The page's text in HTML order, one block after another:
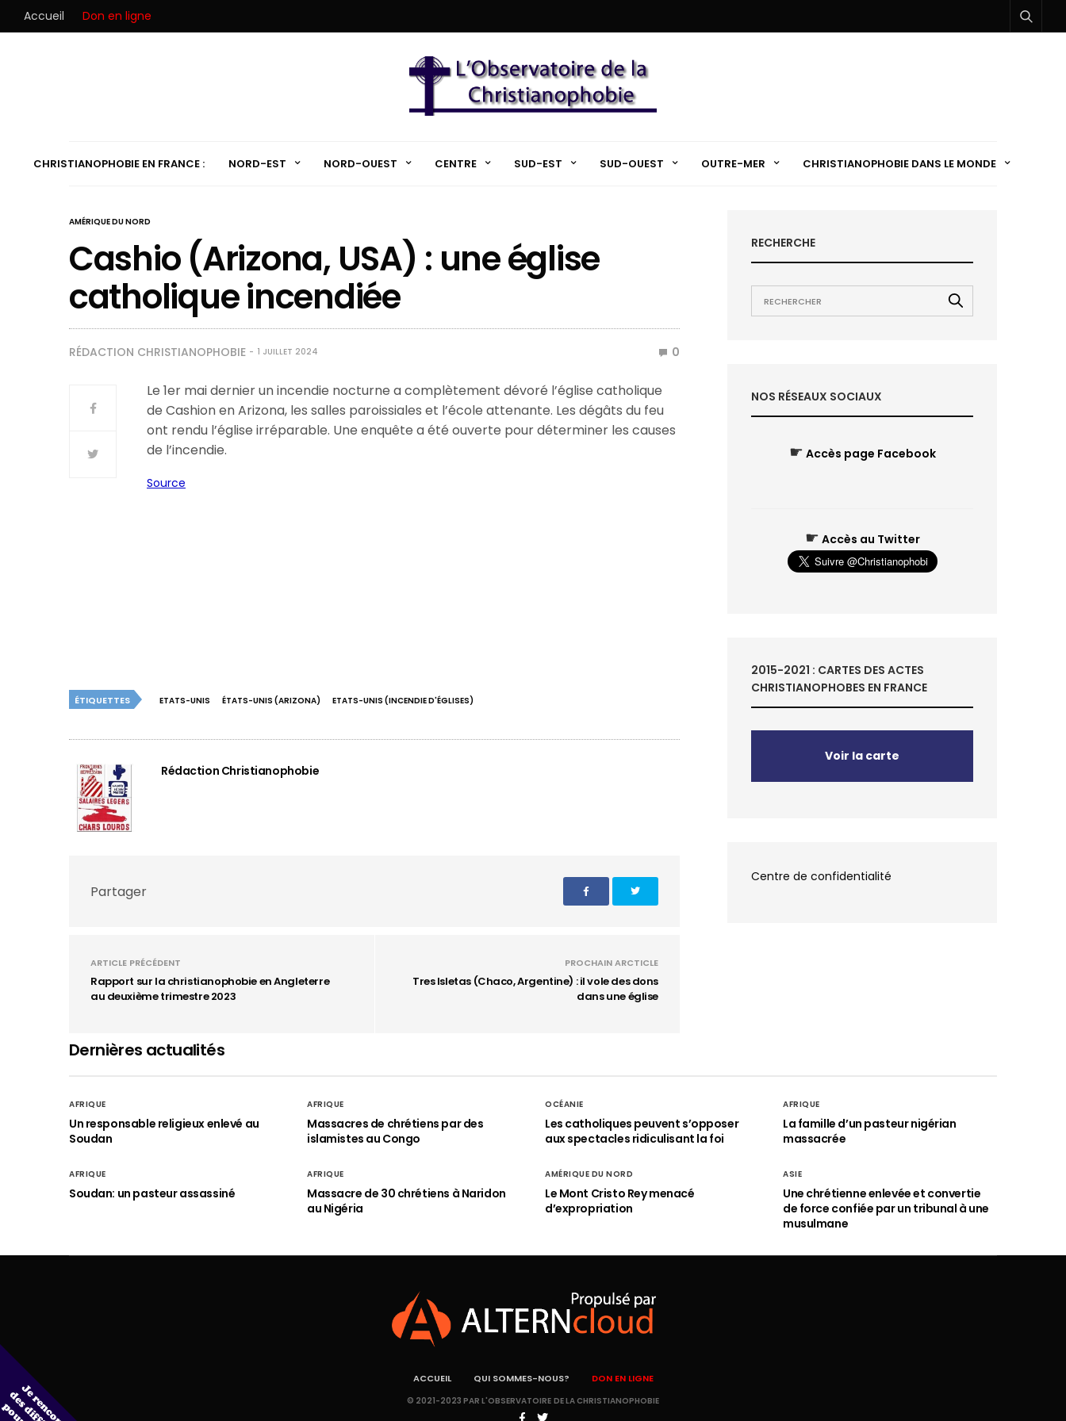
Accueil Don en ligne
CHRISTIANOPHOBIE EN FRANCE : NORD-EST NORD-OUEST CENTRE SUD-EST SUD-OUEST OUTRE-MER CHRISTIANOPHOBIE DANS LE MONDE
AMÉRIQUE DU NORD
Cashio (Arizona, USA) : une église
catholique incendiée
RÉDACTION CHRISTIANOPHOBIE 1 JUILLET 2024 0
Le 1er mai dernier un incendie nocturne a complètement dévoré l’église catholique
de Cashion en Arizona, les salles paroissiales et l’école attenante. Les dégâts du feu
ont rendu l’église irréparable. Une enquête a été ouverte pour déterminer les causes
de l’incendie.
Source
ÉTIQUETTES ETATS-UNIS ÉTATS-UNIS (ARIZONA) ETATS-UNIS (INCENDIE D'ÉGLISES)
Rédaction Christianophobie
Partager
ARTICLE PRÉCÉDENT
Rapport sur la christianophobie en Angleterre
au deuxième trimestre 2023
PROCHAIN ARCTICLE
Tres Isletas (Chaco, Argentine) : il vole des dons
dans une église
RECHERCHE
NOS RÉSEAUX SOCIAUX
☛ Accès page Facebook
☛ Accès au Twitter
2015-2021 : CARTES DES ACTES
CHRISTIANOPHOBES EN FRANCE
Voir la carte
Centre de confidentialité
Dernières actualités
AFRIQUE
Un responsable religieux enlevé au
Soudan
AFRIQUE
Massacres de chrétiens par des
islamistes au Congo
OCÉANIE
Les catholiques peuvent s’opposer
aux spectacles ridiculisant la foi
AFRIQUE
La famille d’un pasteur nigérian
massacrée
AFRIQUE
Soudan: un pasteur assassiné
AFRIQUE
Massacre de 30 chrétiens à Naridon
au Nigéria
AMÉRIQUE DU NORD
Le Mont Cristo Rey menacé
d’expropriation
ASIE
Une chrétienne enlevée et convertie
de force confiée par un tribunal à une
musulmane
ACCUEIL QUI SOMMES-NOUS? DON EN LIGNE
© 2021-2023 PAR L'OBSERVATOIRE DE LA CHRISTIANOPHOBIE